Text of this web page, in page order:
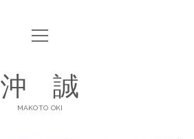
ABOUT
menu
ART POTTERY
CONTACT
open
沖 誠
MAKOTO OKI